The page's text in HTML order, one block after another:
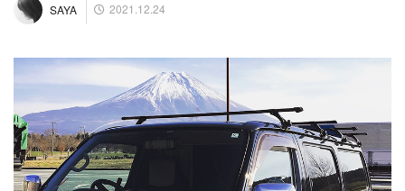
SAYA 2021.12.24